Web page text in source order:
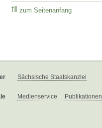
zum Seitenanfang
Sächsische Staatskanzlei
Medienservice Publikationen